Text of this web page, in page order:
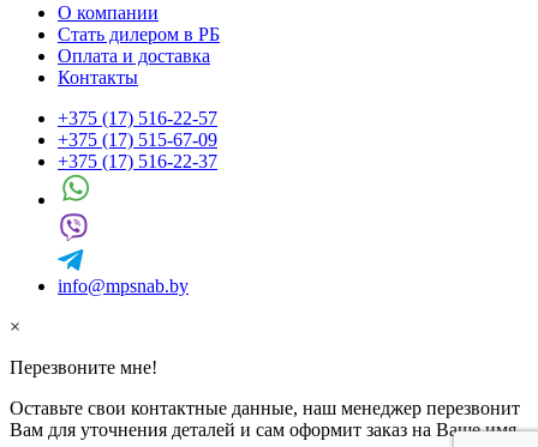
О компании
Стать дилером в РБ
Оплата и доставка
Контакты
+375 (17) 516-22-57
+375 (17) 515-67-09
+375 (17) 516-22-37
info@mpsnab.by
×
Перезвоните мне!
Оставьте свои контактные данные, наш менеджер перезвонит
Вам для уточнения деталей и сам оформит заказ на Ваше имя